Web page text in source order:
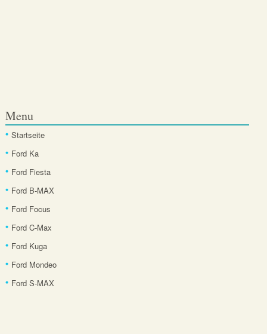
Menu
Startseite
Ford Ka
Ford Fiesta
Ford B-MAX
Ford Focus
Ford C-Max
Ford Kuga
Ford Mondeo
Ford S-MAX